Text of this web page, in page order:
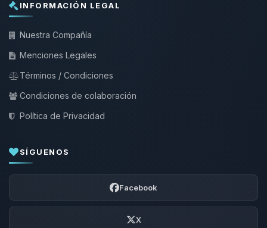
INFORMACIÓN LEGAL
Nuestra Compañía
Menciones Legales
Términos / Condiciones
Condiciones de colaboración
Política de Privacidad
SÍGUENOS
Facebook
X